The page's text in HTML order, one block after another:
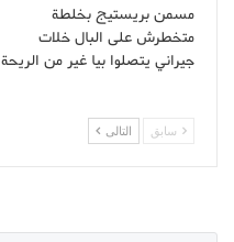
مسمن بريستيج بخلطة
متخطرش على البال خلات
جيراني يتصلوا بيا غير من الريحة
سابق التالى